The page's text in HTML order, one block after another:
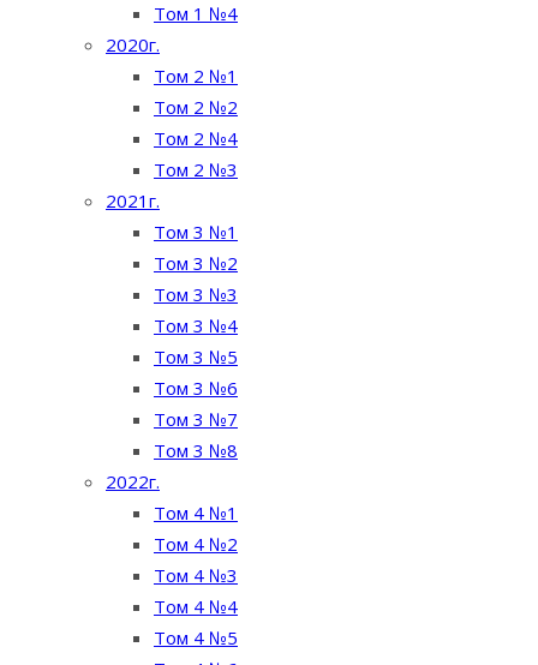
Том 1 №4
2020г.
Том 2 №1
Том 2 №2
Том 2 №4
Том 2 №3
2021г.
Том 3 №1
Том 3 №2
Том 3 №3
Том 3 №4
Том 3 №5
Том 3 №6
Том 3 №7
Том 3 №8
2022г.
Том 4 №1
Том 4 №2
Том 4 №3
Том 4 №4
Том 4 №5